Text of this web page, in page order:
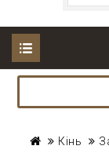
Кінь